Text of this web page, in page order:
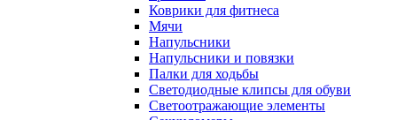
Коврики для фитнеса
Мячи
Напульсники
Напульсники и повязки
Палки для ходьбы
Светодиодные клипсы для обуви
Светоотражающие элементы